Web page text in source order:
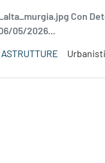
Con
05/2026...